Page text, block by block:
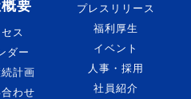
要
ス
ダー
計画
わせ
プレスリリース
福利厚生
イベント
人事・採用
社員紹介